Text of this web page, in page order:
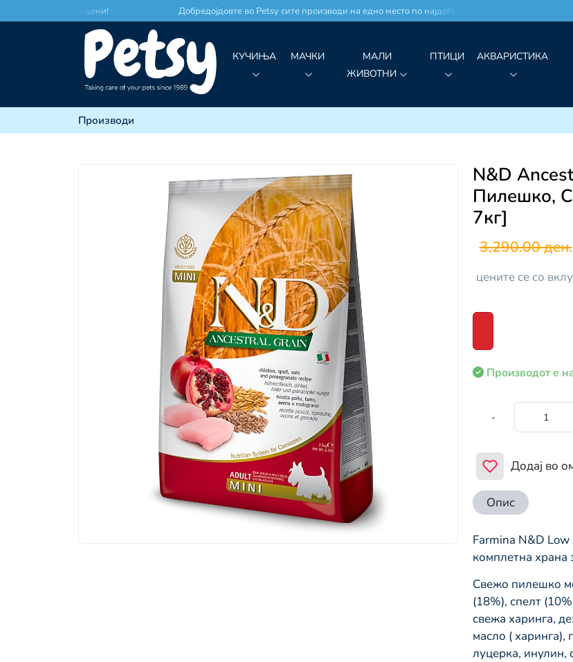
по најдобри цени! Добредојдовте во Petsy сите производи на едно место по најдобри цени!
КУЧИЊА МАЧКИ
МАЛИ
ЖИВОТНИ
ПТИЦИ АКВАРИСТИКА
Производи
N&D
Пилешко,
7кг]
3,290.00 ден.
цените се со
Производот е
-
Додај во
Опис
Farmina N&D
комплетна храна
Свежо пилешко
(18%), спелт
свежа харинга,
масло ( харинга),
луцерка, инулин,